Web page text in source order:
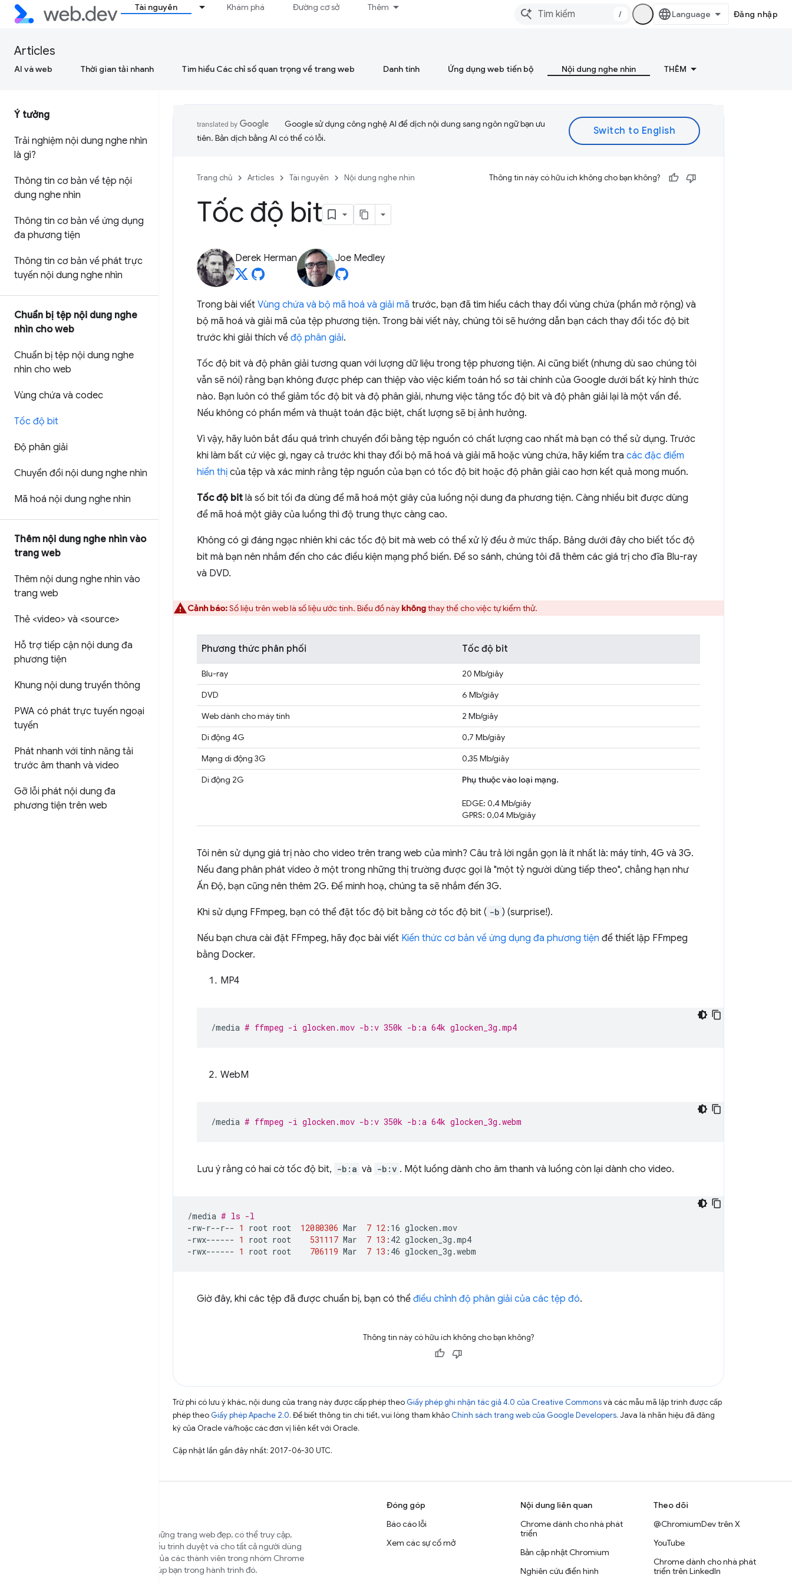
Tài nguyên Khám phá Đường cơ sở Thêm
/ Đăng nhập
Articles
AI và web Thời gian tải nhanh Tìm hiểu Các chỉ số quan trọng về trang web Danh tính Ứng dụng web tiến bộ Nội dung nghe nhìn THÊM
Ý tưởng
Trải nghiệm nội dung nghe nhìn
là gì?
Thông tin cơ bản về tệp nội
dung nghe nhìn
Thông tin cơ bản về ứng dụng
đa phương tiện
Thông tin cơ bản về phát trực
tuyến nội dung nghe nhìn
Chuẩn bị tệp nội dung nghe
nhìn cho web
Chuẩn bị tệp nội dung nghe
nhìn cho web
Vùng chứa và codec
Tốc độ bit
Độ phân giải
Chuyển đổi nội dung nghe nhìn
Mã hoá nội dung nghe nhìn
Thêm nội dung nghe nhìn vào
trang web
Thêm nội dung nghe nhìn vào
trang web
Thẻ <video> và <source>
Hỗ trợ tiếp cận nội dung đa
phương tiện
Khung nội dung truyền thông
PWA có phát trực tuyến ngoại
tuyến
Phát nhanh với tính năng tải
trước âm thanh và video
Gỡ lỗi phát nội dung đa
phương tiện trên web
Google sử dụng công nghệ AI để dịch nội dung sang ngôn ngữ bạn ưu
tiên. Bản dịch bằng AI có thể có lỗi.
Trang chủ Articles Tài nguyên Nội dung nghe nhìn Thông tin này có hữu ích không cho bạn không?
Tốc độ bit
Derek Herman Joe Medley
Trong bài viết Vùng chứa và bộ mã hoá và giải mã trước, bạn đã tìm hiểu cách thay đổi vùng chứa (phần mở rộng) và
bộ mã hoá và giải mã của tệp phương tiện. Trong bài viết này, chúng tôi sẽ hướng dẫn bạn cách thay đổi tốc độ bit
trước khi giải thích về độ phân giải.
Tốc độ bit và độ phân giải tương quan với lượng dữ liệu trong tệp phương tiện. Ai cũng biết (nhưng dù sao chúng tôi
vẫn sẽ nói) rằng bạn không được phép can thiệp vào việc kiểm toán hồ sơ tài chính của Google dưới bất kỳ hình thức
nào. Bạn luôn có thể giảm tốc độ bit và độ phân giải, nhưng việc tăng tốc độ bit và độ phân giải lại là một vấn đề.
Nếu không có phần mềm và thuật toán đặc biệt, chất lượng sẽ bị ảnh hưởng.
Vì vậy, hãy luôn bắt đầu quá trình chuyển đổi bằng tệp nguồn có chất lượng cao nhất mà bạn có thể sử dụng. Trước
khi làm bất cứ việc gì, ngay cả trước khi thay đổi bộ mã hoá và giải mã hoặc vùng chứa, hãy kiểm tra các đặc điểm
hiển thị của tệp và xác minh rằng tệp nguồn của bạn có tốc độ bit hoặc độ phân giải cao hơn kết quả mong muốn.
Tốc độ bit là số bit tối đa dùng để mã hoá một giây của luồng nội dung đa phương tiện. Càng nhiều bit được dùng
để mã hoá một giây của luồng thì độ trung thực càng cao.
Không có gì đáng ngạc nhiên khi các tốc độ bit mà web có thể xử lý đều ở mức thấp. Bảng dưới đây cho biết tốc độ
bit mà bạn nên nhắm đến cho các điều kiện mạng phổ biến. Để so sánh, chúng tôi đã thêm các giá trị cho đĩa Blu-ray
và DVD.
Cảnh báo:Số liệu trên web là số liệu ước tính. Biểu đồ này khôngthay thế cho việc tự kiểm thử.
Phương thức phân phối Tốc độ bit
Blu-ray
20 Mb/giây
DVD
6 Mb/giây
Web dành cho máy tính
2 Mb/giây
Di động 4G
0,7 Mb/giây
Mạng di động 3G
0,35 Mb/giây
Di động 2G
Phụ thuộc vào loại mạng.
EDGE: 0,4 Mb/giây
GPRS: 0,04 Mb/giây
Tôi nên sử dụng giá trị nào cho video trên trang web của mình? Câu trả lời ngắn gọn là ít nhất là: máy tính, 4G và 3G.
Nếu đang phân phát video ở một trong những thị trường được gọi là "một tỷ người dùng tiếp theo", chẳng hạn như
Ấn Độ, bạn cũng nên thêm 2G. Để minh hoạ, chúng ta sẽ nhắm đến 3G.
Khi sử dụng FFmpeg, bạn có thể đặt tốc độ bit bằng cờ tốc độ bit ( -b ) (surprise!).
Nếu bạn chưa cài đặt FFmpeg, hãy đọc bài viết Kiến thức cơ bản về ứng dụng đa phương tiện để thiết lập FFmpeg
bằng Docker.
MP4
/media # ffmpeg -i glocken.mov -b:v 350k -b:a 64k glocken_3g.mp4
WebM
/media # ffmpeg -i glocken.mov -b:v 350k -b:a 64k glocken_3g.webm
Lưu ý rằng có hai cờ tốc độ bit, -b:a và -b:v . Một luồng dành cho âm thanh và luồng còn lại dành cho video.
/media # ls -l
-rw-r--r-- 1 root root 12080306 Mar 7 12 :16 glocken.mov
-rwx------ 1 root root 531117 Mar 7 13 :42 glocken_3g.mp4
-rwx------ 1 root root 706119 Mar 7 13 :46
Giờ đây, khi các tệp đã được chuẩn bị, bạn có thể điều chỉnh độ phân giải của các tệp đó.
Thông tin này có hữu ích không cho bạn không?
Trừ phi có lưu ý khác, nội dung của trang này được cấp phép theo Giấy phép ghi nhận tác giả 4.0 của Creative Commonsvà các mẫu mã lập trình được cấp
phép theo Giấy phép Apache 2.0. Để biết thông tin chi tiết, vui lòng tham khảo Chính sách trang web của Google Developers. Java là nhãn hiệu đã đăng
ký của Oracle và/hoặc các đơn vị liên kết với Oracle.
Cập nhật lần gần đây nhất: 2017-06-30 UTC.
Chúng tôi muốn giúp bạn xây dựng những trang web đẹp, có thể truy cập,
nhanh và bảo mật, hoạt động trên nhiều trình duyệt và cho tất cả người dùng
của bạn. Trang web này là trang chủ của các thành viên trong nhóm Chrome
và các chuyên gia bên ngoài nhằm giúp bạn trong hành trình đó.
Đóng góp
Báo cáo lỗi
Xem các sự cố mở
Nội dung liên quan
Chrome dành cho nhà phát
triển
Bản cập nhật Chromium
Nghiên cứu điển hình
Theo dõi
@ChromiumDev trên X
YouTube
Chrome dành cho nhà phát
triển trên LinkedIn